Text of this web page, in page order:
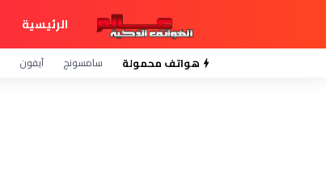
الرئيسية
هواتف محمولة سامسونج آيفون